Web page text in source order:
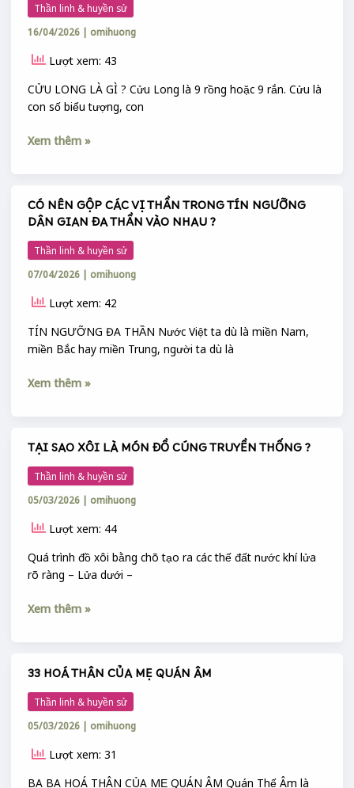
Thần linh & huyền sử
16/04/2026 | omihuong
Lượt xem: 43
CỬU LONG LÀ GÌ ? Cửu Long là 9 rồng hoặc 9 rắn. Cửu là
con số biểu tượng, con
ĐẦU
CỬU
–
NAGAR
HYDRA
Xem thêm »
CÓ NÊN GỘP CÁC VỊ THẦN TRONG TÍN NGƯỠNG
DÂN GIAN ĐA THẦN VÀO NHAU ?
Thần linh & huyền sử
07/04/2026 | omihuong
Lượt xem: 42
TÍN NGƯỠNG ĐA THẦN Nước Việt ta dù là miền Nam,
miền Bắc hay miền Trung, người ta dù là
CÓ
NÊN
GỘP
CÁC
VỊ
THẦN
TRONG
TÍN
NGƯỠNG
GIAN
NHAU
?
Xem thêm »
TẠI SAO XÔI LÀ MÓN ĐỒ CÚNG TRUYỀN THỐNG ?
Thần linh & huyền sử
05/03/2026 | omihuong
Lượt xem: 44
Quá trình đồ xôi bằng chõ tạo ra các thế đất nước khí lửa
rõ ràng – Lửa dưới –
TẠI
SAO
XÔI
LÀ
MÓN
CÚNG
TRUYỀN
?
Xem thêm »
33 HOÁ THÂN CỦA MẸ QUÁN ÂM
Thần linh & huyền sử
05/03/2026 | omihuong
Lượt xem: 31
BA BA HOÁ THÂN CỦA MẸ QUÁN ÂM Quán Thế Âm là
33
HOÁ
THÂN
CỦA
MẸ
QUÁN
ÂM